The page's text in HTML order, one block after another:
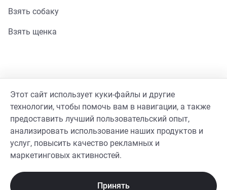
Взять собаку
Взять щенка
Стать волонтером
Гайд волонтера
Реквизиты фонда
Этот сайт использует куки-файлы и другие
технологии, чтобы помочь вам в навигации, а также
предоставить лучший пользовательский опыт,
анализировать использование наших продуктов и
услуг, повысить качество рекламных и
маркетинговых активностей.
Принять